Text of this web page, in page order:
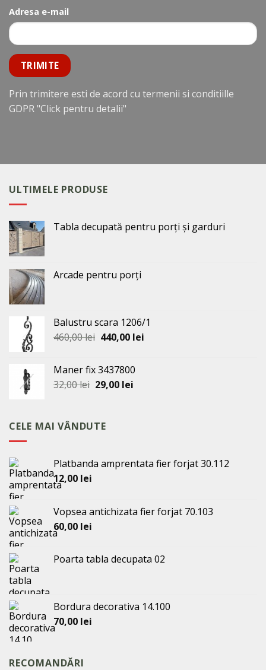
Adresa e-mail
Prin trimitere esti de acord cu termenii si conditiille
GDPR"Click pentru detalii"
ULTIMELE PRODUSE
Tabla decupată pentru porți și garduri
Arcade pentru porți
Balustru scara 1206/1
460,00lei Prețul
fost:
460,00 lei.
440,00 leiPrețul
Maner fix 3437800
32,00lei Prețul
fost:
32,00 lei.
29,00 leiPrețul
CELE MAI VÂNDUTE
Platbanda amprentata fier forjat 30.112
12,00 lei
Vopsea antichizata fier forjat 70.103
60,00 lei
Poarta tabla decupata 02
Bordura decorativa 14.100
70,00 lei
RECOMANDĂRI